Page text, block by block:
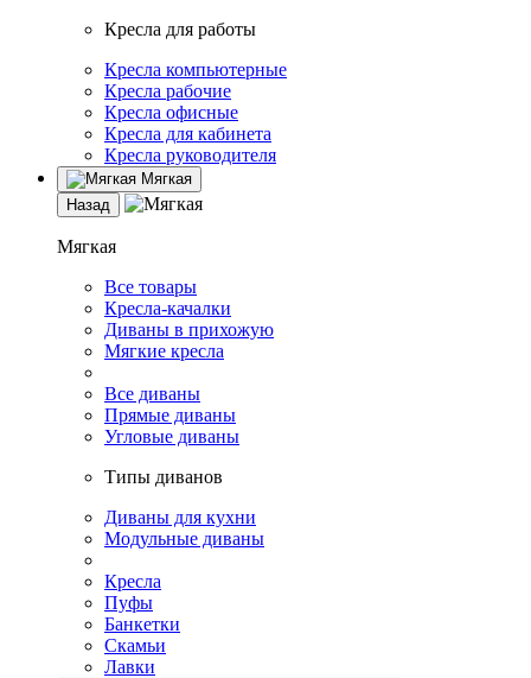
Кресла для работы
Кресла компьютерные
Кресла рабочие
Кресла офисные
Кресла для кабинета
Кресла руководителя
Мягкая
Назад
Мягкая
Все товары
Кресла-качалки
Диваны в прихожую
Мягкие кресла
Все диваны
Прямые диваны
Угловые диваны
Типы диванов
Диваны для кухни
Модульные диваны
Кресла
Пуфы
Банкетки
Скамьи
Лавки